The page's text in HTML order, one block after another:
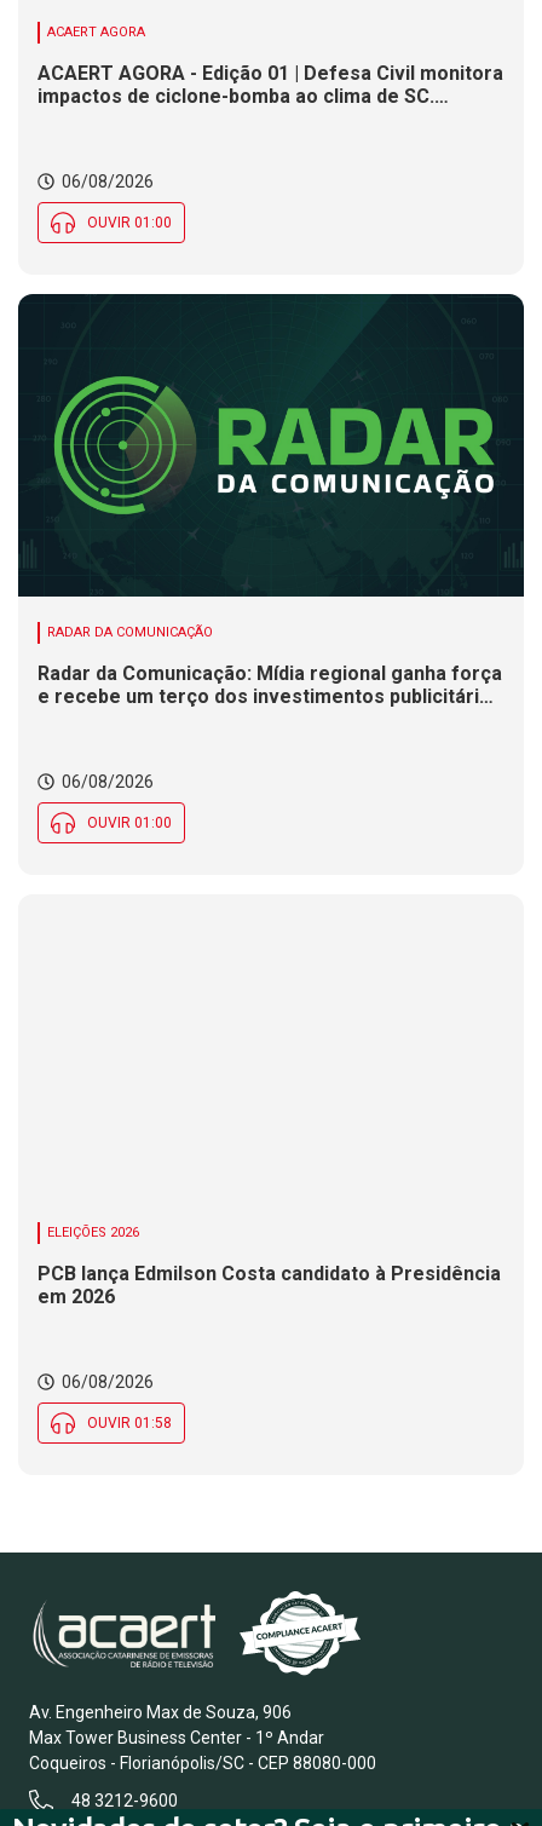
ACAERT AGORA
ACAERT AGORA - Edição 01 | Defesa Civil monitora
impactos de ciclone-bomba ao clima de SC.
seletivo nesta quinta (6)
06/08/2026
OUVIR 01:00
RADAR DA COMUNICAÇÃO
Radar da Comunicação: Mídia regional ganha força
e recebe um terço dos investimentos publicitários
06/08/2026
OUVIR 01:00
ELEIÇÕES 2026
PCB lança Edmilson Costa candidato à Presidência
em 2026
06/08/2026
OUVIR 01:58
Av. Engenheiro Max de Souza, 906
Max Tower Business Center - 1º Andar
Coqueiros - Florianópolis/SC - CEP 88080-000
48 3212-9600